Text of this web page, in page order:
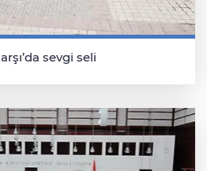
sevgi seli